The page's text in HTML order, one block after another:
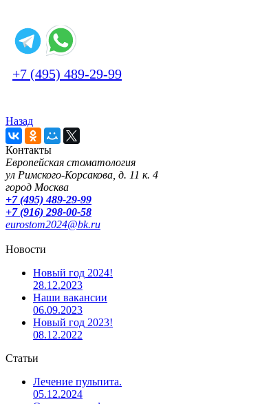
+7 (495) 489-29-99
Назад
Контакты
Европейская стоматология
ул Римского-Корсакова, д. 11 к. 4
город Москва
+7 (495) 489-29-99
+7 (916) 298-00-58
eurostom2024@bk.ru
Новости
Новый год 2024!
28.12.2023
Наши вакансии
06.09.2023
Новый год 2023!
08.12.2022
Статьи
Лечение пульпита.
05.12.2024